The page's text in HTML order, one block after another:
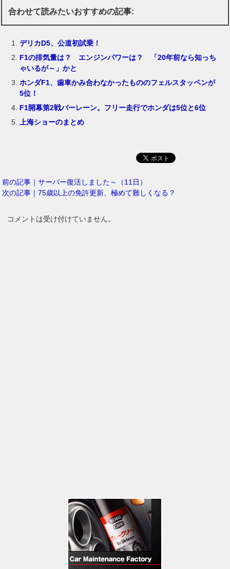
合わせて読みたいおすすめの記事:
デリカD5、公道初試乗！
F1の排気量は？ エンジンパワーは？ 「20年前なら知っち
ゃいるが～」かと
ホンダF1、歯車かみ合わなかったもののフェルスタッペンが
5位！
F1開幕第2戦バーレーン。フリー走行でホンダは5位と6位
上海ショーのまとめ
前の記事｜サーバー復活しました～（11日）
次の記事｜75歳以上の免許更新、極めて難しくなる？
コメントは受け付けていません。